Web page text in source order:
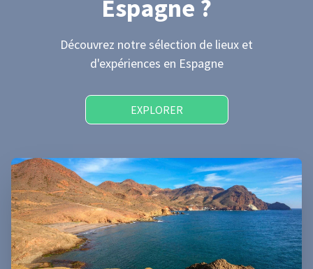
Espagne ?
Découvrez notre sélection de lieux et
d'expériences en Espagne
EXPLORER